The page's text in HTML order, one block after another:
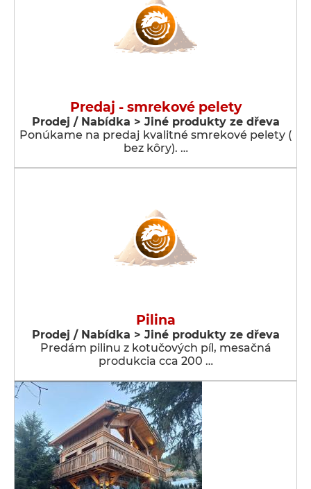
Predaj - smrekové pelety
Prodej / Nabídka > Jiné produkty ze dřeva
Ponúkame na predaj kvalitné smrekové pelety (
bez kôry). …
Pilina
Prodej / Nabídka > Jiné produkty ze dřeva
Predám pilinu z kotučových píl, mesačná
produkcia cca 200 …